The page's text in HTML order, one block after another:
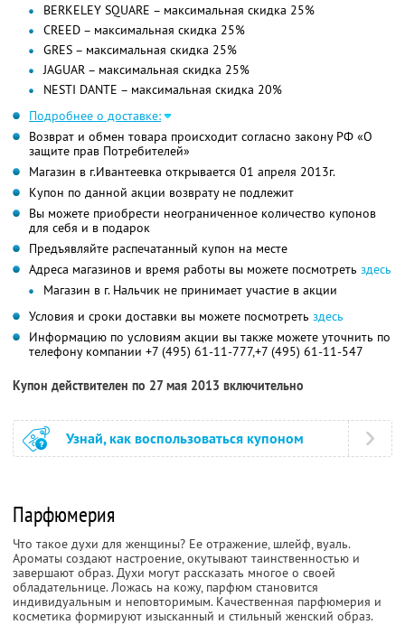
BERKELEY SQUARE – максимальная скидка 25%
CREED – максимальная скидка 25%
GRES – максимальная скидка 25%
JAGUAR – максимальная скидка 25%
NESTI DANTE – максимальная скидка 20%
Подробнее о доставке:
Возврат и обмен товара происходит согласно закону РФ «О
защите прав Потребителей»
Магазин в г.Ивантеевка открывается 01 апреля 2013г.
Купон по данной акции возврату не подлежит
Вы можете приобрести неограниченное количество купонов
для себя и в подарок
Предъявляйте распечатанный купон на месте
Адреса магазинов и время работы вы можете посмотреть здесь
Магазин в г. Нальчик не принимает участие в акции
Условия и сроки доставки вы можете посмотреть здесь
Информацию по условиям акции вы также можете уточнить по
телефону компании +7 (495) 61-11-777,+7 (495) 61-11-547
Купон действителен по 27 мая 2013 включительно
Узнай, как воспользоваться купоном
Парфюмерия
Что такое духи для женщины? Ее отражение, шлейф, вуаль.
Ароматы создают настроение, окутывают таинственностью и
завершают образ. Духи могут рассказать многое о своей
обладательнице. Ложась на кожу, парфюм становится
индивидуальным и неповторимым. Качественная парфюмерия и
косметика формируют изысканный и стильный женский образ.